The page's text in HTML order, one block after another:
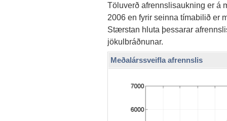
Töluverð afrennslisaukning er á
2006 en fyrir seinna tímabilið er
Stærstan hluta þessarar
jökulbráðnunar.
Meðalárssveifla afrennslis